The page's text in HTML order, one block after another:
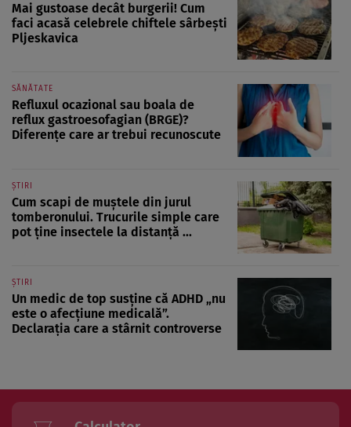
Mai gustoase decât burgerii! Cum
faci acasă celebrele chiftele sârbești
Pljeskavica
SĂNĂTATE
Refluxul ocazional sau boala de
reflux gastroesofagian (BRGE)?
Diferențe care ar trebui recunoscute
ȘTIRI
Cum scapi de muștele din jurul
tomberonului. Trucurile simple care
pot ține insectele la distanță ...
ȘTIRI
Un medic de top susține că ADHD „nu
este o afecțiune medicală”.
Declarația care a stârnit controverse